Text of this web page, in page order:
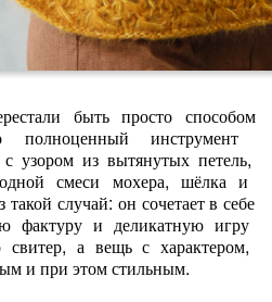
бытьпросто способом
полноценный инструмент
с узором из вытянутых петель,
смеси мохера, шёлкаи
такой случай: он сочетаетв себе
фактуру и деликатную игру
свитер, авещьс характером,
и при этомстильным.